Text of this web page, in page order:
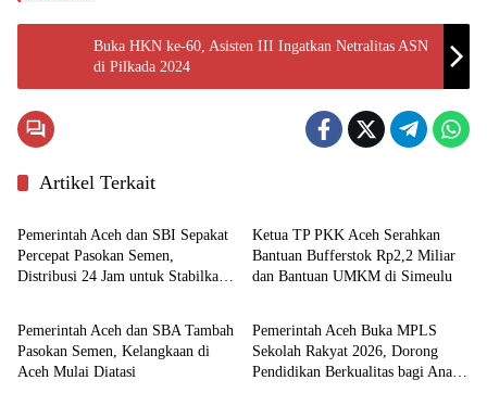
Buka HKN ke-60, Asisten III Ingatkan Netralitas ASN
di Pilkada 2024
Artikel Terkait
Pemerintahan
Pemerintah Aceh dan SBI Sepakat
Percepat Pasokan Semen,
Distribusi 24 Jam untuk Stabilkan
Ketua TP PKK Aceh Serahkan
Bantuan Bufferstok Rp2,2 Miliar
dan Bantuan UMKM di Simeulu
Ekonomi
Pemerintah Aceh dan SBA Tambah
Pasokan Semen, Kelangkaan di
Aceh Mulai Diatasi
Pemerintahan
Pemerintah Aceh Buka MPLS
Sekolah Rakyat 2026, Dorong
Pendidikan Berkualitas bagi Anak
Nasional Ekonomi